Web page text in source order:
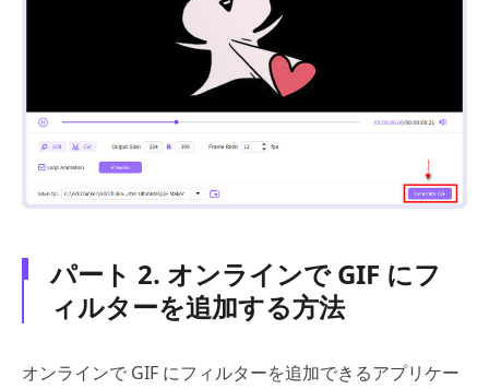
パート 2. オンラインで GIF にフ
ィルターを追加する方法
オンラインで GIF にフィルターを追加できるアプリケー